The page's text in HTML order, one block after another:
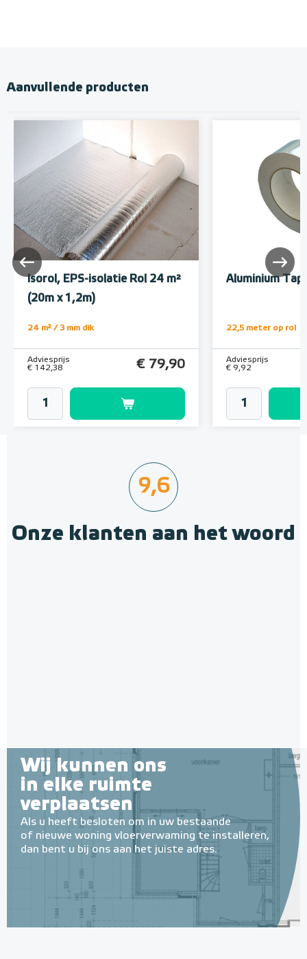
Aanvullende producten
Isorol, EPS-isolatie Rol 24 m²
(20m x 1,2m)
24 m² / 3 mm dik
Adviesprijs
€ 142,38
€ 79,90
Aluminium
22,5 meter op rol
Adviesprijs
€ 9,92
9,6
Onze klanten aan het woord
Wij kunnen ons
in elke ruimte
verplaatsen
Als u heeft besloten om in uw bestaande
of nieuwe woning vloerverwaming te installeren,
dan bent u bij ons aan het juiste adres.